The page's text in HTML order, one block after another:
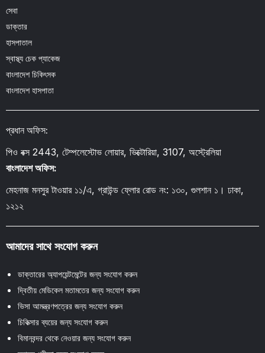
সেবা
ডাক্তার
হাসপাতাল
স্বাস্থ্য চেক প্যাকেজ
বাংলাদেশ চিকিৎসক
বাংলাদেশ হাসপাতা
প্রধান অফিস:
পিও বক্স 2443, টেম্পলেস্টোভ লোয়ার, ভিক্টোরিয়া, 3107, অস্ট্রেলিয়া
বাংলাদেশ অফিস:
মেহনাজ মনসুর টাওয়ার ১১/এ, গ্রাউন্ড ফ্লোর রোড নং: ১৩০, গুলশান ১। ঢাকা,
১২১২
আমাদের সাথে সংযোগ করুন
ডাক্তারের অ্যাপয়েন্টমেন্টের জন্য সংযোগ করুন
দ্বিতীয় মেডিকেল মতামতের জন্য সংযোগ করুন
ভিসা আমন্ত্রণপত্রের জন্য সংযোগ করুন
চিকিত্সার ব্যয়ের জন্য সংযোগ করুন
বিমানবন্দর থেকে নেওয়ার জন্য সংযোগ করুন